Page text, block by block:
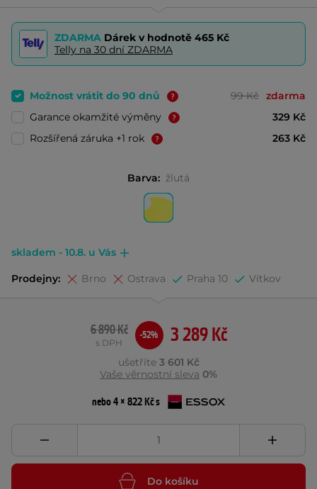
ZDARMA Dárek v hodnotě 465 Kč
Telly na 30 dní ZDARMA
Možnost vrátit do 90 dnů 99 Kč zdarma
Garance okamžité výměny
329 Kč
Rozšířená záruka +1 rok
263 Kč
Barva: žlutá
skladem - 10.8. u Vás
Prodejny: Brno Ostrava Praha 10 Vítkov
3 289 Kč
6 890 Kč
s DPH
-52%
ušetříte 3 601 Kč
Vaše věrnostní sleva 0%
nebo 4 × 822 Kč s
Do košíku